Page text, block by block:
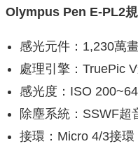
Olympus Pen E-PL2規
感光元件：1,230萬
處理引擎：TruePic
感光度：ISO
除塵系統：SSWF超
接環：Micro 4/3接環